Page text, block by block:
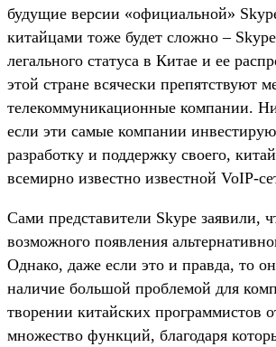
будущие версии «официальной»
китайцами тоже будет сложно –
легального статуса в Китае и ее
этой стране всячески препятствуют
телекоммуникационные компании.
если эти самые компании
разработку и поддержку своего,
всемирно известно известной VoIP-
Сами представители Skype заявили,
возможного появления
Однако, даже если это и правда, то
наличие большой проблемой для
творении китайских программистов
множество функций, благодаря